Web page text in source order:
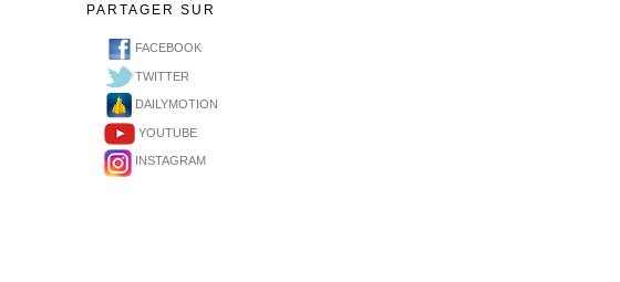
PARTAGER SUR
FACEBOOK
TWITTER
DAILYMOTION
YOUTUBE
INSTAGRAM